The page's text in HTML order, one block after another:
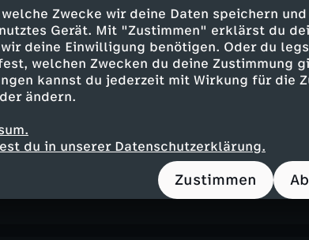
Zwecke wir deine Daten speichern
Gerät. Mit "Zustimmen" erklärst du
deine Einwilligung benötigen. Oder du
welchen Zwecken du deine Zustimmung
kannst du jederzeit mit Wirkung für die
ändern.
du in unserer Datenschutzerklärung.
Zustimmen
Rezept